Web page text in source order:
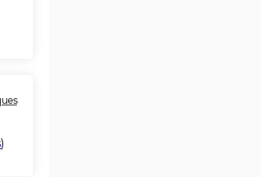
)